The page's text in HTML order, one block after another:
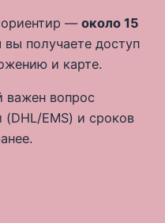
—около 15
вы получаете доступ
и карте.
важен вопрос
EMS) и сроков